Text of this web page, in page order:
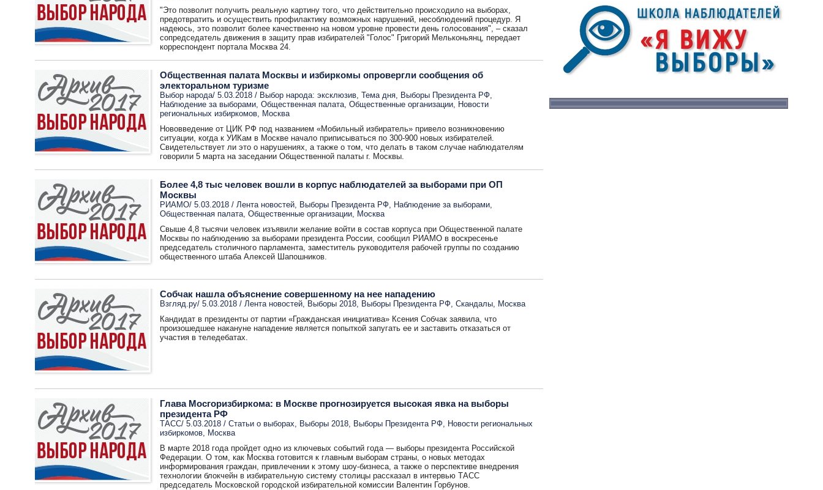
"Это позволит получить реальную картину того, что действительно происходило на выборах,
предотвратить и осуществить профилактику возможных нарушений, несоблюдений процедур. Я
надеюсь, это позволит более качественно на новом уровне провести день голосования", – сказал
сопредседатель движения в защиту прав избирателей "Голос" Григорий Мельконьянц, передает
корреспондент портала Москва 24.
Общественная палата Москвы и избиркомы опровергли сообщения об
электоральном туризме
Выбор народа/ 5.03.2018 / Выбор народа: эксклюзив, Тема дня, Выборы Президента РФ,
Наблюдение за выборами, Общественная палата, Общественные организации, Новости
региональных избиркомов, Москва
Нововведение от ЦИК РФ под названием «Мобильный избиратель» привело возникновению
ситуации, когда к УИКам в Москве начало приписываться по 300-900 новых избирателей.
Свидетельствует ли это о нарушениях, а также о том, что делать в таком случае наблюдателям
говорили 5 марта на заседании Общественной палаты г. Москвы.
Более 4,8 тыс человек вошли в корпус наблюдателей за выборами при ОП
Москвы
РИАМО/ 5.03.2018 / Лента новостей, Выборы Президента РФ, Наблюдение за выборами,
Общественная палата, Общественные организации, Москва
Свыше 4,8 тысячи человек изъявили желание войти в состав корпуса при Общественной палате
Москвы по наблюдению за выборами президента России, сообщил РИАМО в воскресенье
председатель столичного парламента, заместитель руководителя рабочей группы по созданию
общественного штаба Алексей Шапошников.
Собчак нашла объяснение совершенному на нее нападению
Взгляд.ру/ 5.03.2018 / Лента новостей, Выборы 2018, Выборы Президента РФ, Скандалы, Москва
Кандидат в президенты от партии «Гражданская инициатива» Ксения Собчак заявила, что
произошедшее накануне нападение является попыткой запугать ее и заставить отказаться от
участия в теледебатах.
Глава Мосгоризбиркома: в Москве прогнозируется высокая явка на выборы
президента РФ
ТАСС/ 5.03.2018 / Статьи о выборах, Выборы 2018, Выборы Президента РФ, Новости региональных
избиркомов, Москва
В марте 2018 года пройдет одно из ключевых событий года — выборы президента Российской
Федерации. О том, как Москва готовится к главным выборам страны, о новых методах
информирования граждан, привлечении к этому шоу-бизнеса, а также о перспективе внедрения
технологии блокчейн в избирательную систему столицы рассказал в интервью ТАСС
председатель Московской городской избирательной комиссии Валентин Горбунов.